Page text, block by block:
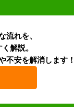
流れを、
解説。
不安を解消します！